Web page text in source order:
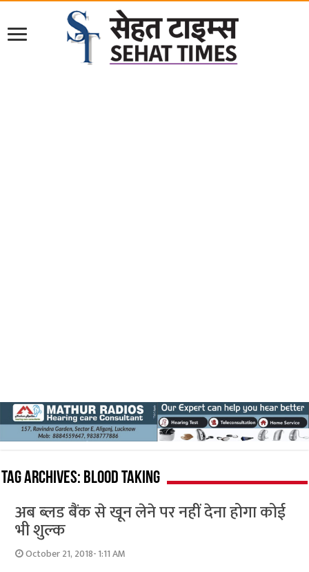
Tag Archives: blood taking
अब ब्‍लड बैंक से खून लेने पर नहीं देना होगा कोई
भी शुल्‍क
October 21, 2018- 1:11 AM